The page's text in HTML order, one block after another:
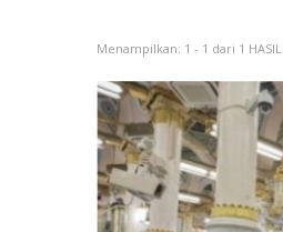
Menampilkan: 1 - 1 dari 1 HASIL